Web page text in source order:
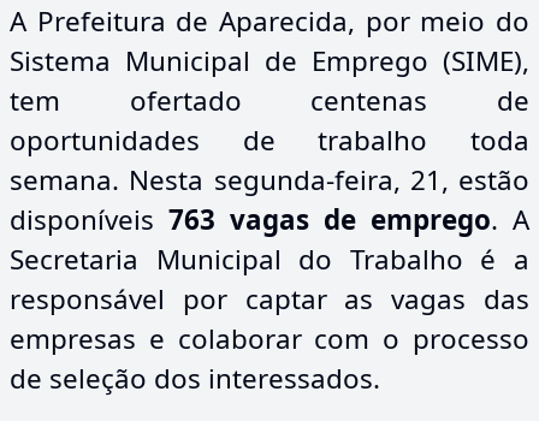
A Prefeitura de Aparecida, por meio do
Sistema Municipal de Emprego (SIME),
tem ofertado centenas de
oportunidades de trabalho toda
semana. Nesta segunda-feira, 21, estão
disponíveis 763 vagas de emprego. A
Secretaria Municipal do Trabalho é a
responsável por captar as vagas das
empresas e colaborar com o processo
de seleção dos interessados.